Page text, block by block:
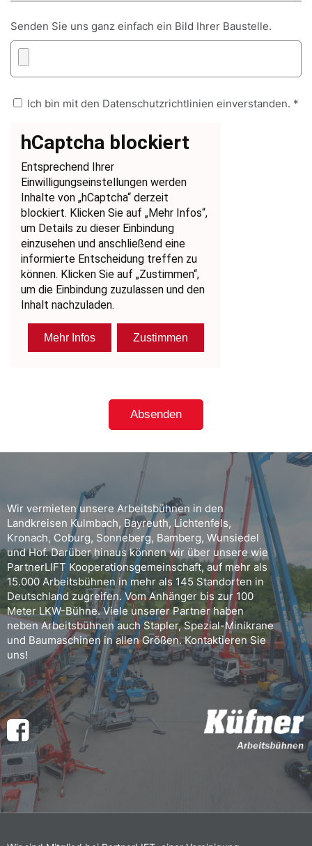
Senden Sie uns ganz einfach ein Bild Ihrer Baustelle.
Ich bin mit den Datenschutzrichtlinien einverstanden. *
Wir vermieten unsere Arbeitsbühnen in den
Landkreisen Kulmbach, Bayreuth, Lichtenfels,
Kronach, Coburg, Sonneberg, Bamberg, Wunsiedel
und Hof. Darüber hinaus können wir über unsere wie
PartnerLIFT Kooperationsgemeinschaft, auf mehr als
15.000 Arbeitsbühnen in mehr als 145 Standorten in
Deutschland zugreifen. Vom Anhänger bis zur 100
Meter LKW-Bühne. Viele unserer Partner haben
neben Arbeitsbühnen auch Stapler, Spezial-Minikrane
und Baumaschinen in allen Größen. Kontaktieren Sie
uns!